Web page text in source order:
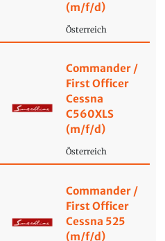
(m/f/d)
Österreich
Commander /
First Officer
Cessna
C560XLS
(m/f/d)
Österreich
Commander /
First Officer
Cessna 525
(m/f/d)